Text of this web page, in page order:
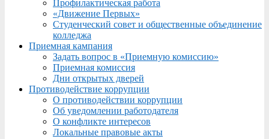
Профилактическая работа
«Движение Первых»
Студенческий совет и общественные объединение
колледжа
Приемная кампания
Задать вопрос в «Приемную комиссию»
Приемная комиссия
Дни открытых дверей
Противодействие коррупции
О противодействии коррупции
Об уведомлении работодателя
О конфликте интересов
Локальные правовые акты